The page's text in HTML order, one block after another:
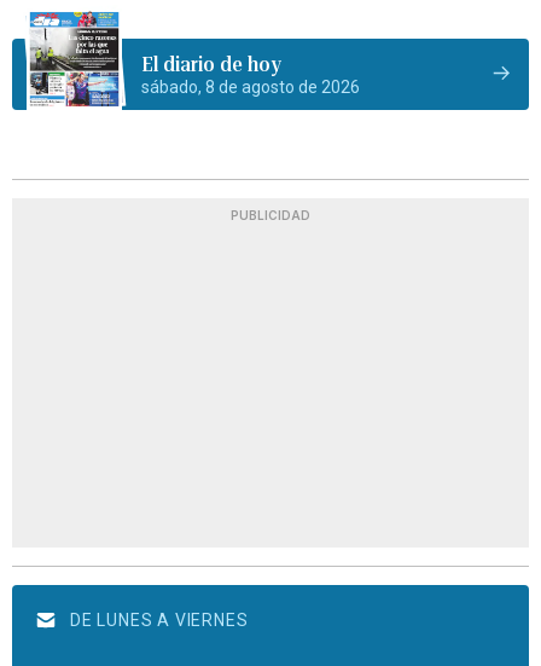
El diario de hoy
sábado, 8 de agosto de 2026
PUBLICIDAD
DE LUNES A VIERNES